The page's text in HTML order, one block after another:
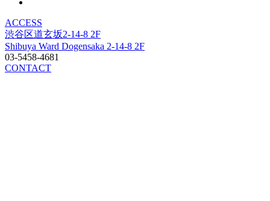
ACCESS
渋谷区道玄坂2-14-8 2F
Shibuya Ward Dogensaka 2-14-8 2F
03-5458-4681
CONTACT